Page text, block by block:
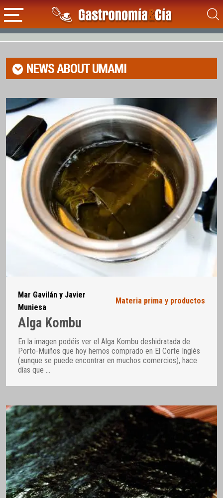
NEWS ABOUTUMAMI
Mar Gavilán y Javier
Muniesa
Materia prima y productos
Alga Kombu
En la imagen podéis ver el Alga Kombu deshidratada de
Porto-Muiños que hoy hemos comprado en El Corte Inglés
(aunque se puede encontrar en muchos comercios), hace
días que